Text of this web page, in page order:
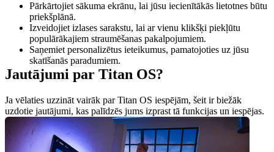
Pārkārtojiet sākuma ekrānu, lai jūsu iecienītākās lietotnes būtu
priekšplānā.
Izveidojiet izlases sarakstu, lai ar vienu klikšķi piekļūtu
populārākajiem straumēšanas pakalpojumiem.
Saņemiet personalizētus ieteikumus, pamatojoties uz jūsu
skatīšanās paradumiem.
Jautājumi par Titan OS?
Ja vēlaties uzzināt vairāk par Titan OS iespējām, šeit ir biežāk
uzdotie jautājumi, kas palīdzēs jums izprast tā funkcijas un iespējas.